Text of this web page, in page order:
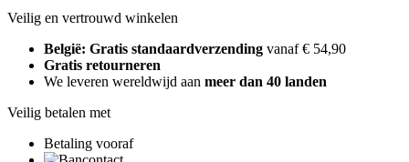
Veilig en vertrouwd winkelen
België: Gratis standaardverzending vanaf € 54,90
Gratis retourneren
We leveren wereldwijd aan meer dan 40 landen
Veilig betalen met
Betaling vooraf